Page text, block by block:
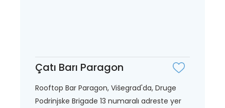
Çatı Barı Paragon
Rooftop Bar Paragon, Višegrad'da, Druge
Podrinjske Brigade 13 numaralı adreste yer